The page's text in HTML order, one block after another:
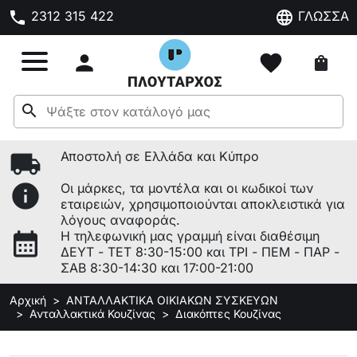
phone 2312 315 422 language ΓΛΩΣΣΑ
 favorite shopping_bag
search
local_shipping Αποστολή σε Ελλάδα και Κύπρο
info
Οι μάρκες, τα μοντέλα και οι κωδικοί των
εταιρειών, χρησιμοποιούνται αποκλειστικά για
λόγους αναφοράς.
calendar_month
Η τηλεφωνική μας γραμμή είναι διαθέσιμη
ΔΕΥΤ - ΤΕΤ 8:30-15:00 και ΤΡΙ - ΠΕΜ - ΠΑΡ -
ΣΑΒ 8:30-14:30 και 17:00-21:00
Αρχική
ΑΝΤΑΛΛΑΚΤΙΚΑ ΟΙΚΙΑΚΩΝ ΣΥΣΚΕΥΩΝ
Ανταλλακτικά Κουζίνας
Διακόπτες Κουζίνας